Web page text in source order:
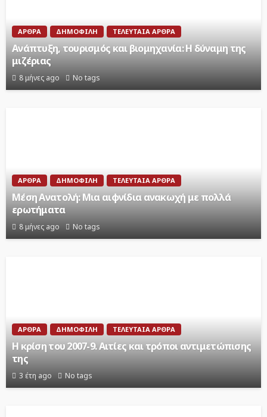
ΆΡΘΡΑ ΔΗΜΟΦΙΛΉ ΤΕΛΕΥΤΑΊΑ ΆΡΘΡΑ
Ανάπτυξη, τουρισμός και βιομηχανία: Η δύναμη της
μιζέριας
8 μήνες ago No tags
ΆΡΘΡΑ ΔΗΜΟΦΙΛΉ ΤΕΛΕΥΤΑΊΑ ΆΡΘΡΑ
Μέση Ανατολή: Μια αιφνίδια ανακωχή με πολλά
ερωτήματα
8 μήνες ago No tags
ΆΡΘΡΑ ΔΗΜΟΦΙΛΉ ΤΕΛΕΥΤΑΊΑ ΆΡΘΡΑ
Η κρίση του 2007-9. Αιτίες και τρόποι αντιμετώπισης
της
3 έτη ago No tags